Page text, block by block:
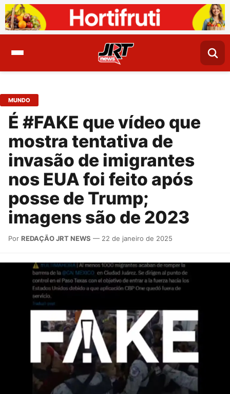
MUNDO
É #FAKE que vídeo que
mostra tentativa de
invasão de imigrantes
nos EUA foi feito após
posse de Trump;
imagens são de 2023
Por REDAÇÃO JRT NEWS — 22 de janeiro de 2025